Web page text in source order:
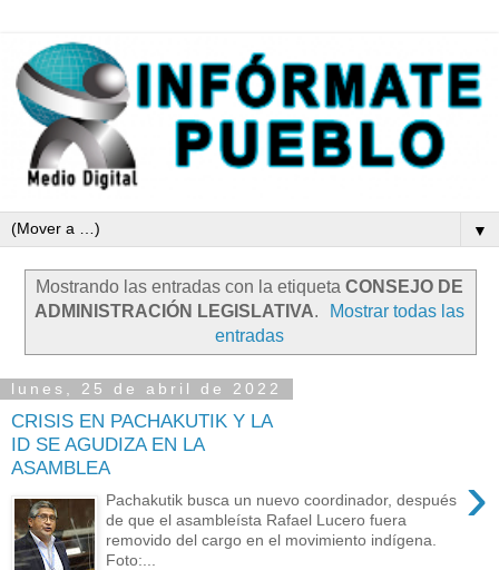
▼
Mostrando las entradas con la etiqueta CONSEJO DE
ADMINISTRACIÓN LEGISLATIVA.
Mostrar todas las
entradas
lunes, 25 de abril de 2022
CRISIS EN PACHAKUTIK Y LA
ID SE AGUDIZA EN LA
ASAMBLEA
›
Pachakutik busca un nuevo coordinador, después
de que el asambleísta Rafael Lucero fuera
removido del cargo en el movimiento indígena.
Foto:...